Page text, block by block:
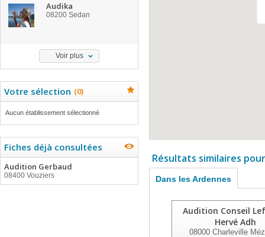
Audika
08200 Sedan
Voir plus
Votre sélection (0)
Aucun établissement sélectionné
Fiches déjà consultées
Audition Gerbaud
08400 Vouziers
Résultats similaires
Dans les Ardennes
Audition Conseil
Hervé Adh
08000Charleville